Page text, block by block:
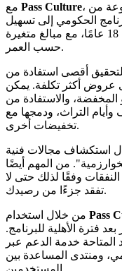
Pass Culture، يمكن للشباب الوصول إلى مجموعة متنوعة من
الحكومي إلى تسهيل
الوصول إلى الثقافة للشباب من 15 إلى 18 عامًا، مع مبالغ متغيرة
حسب العمر.
أكثر تكلفة. يمكن
والاستفادة من
التراث، ودمجها مع
تخفيضات أخرى.
استكشاف مجالات فنية
من المهم أيضًا
وفقًا لذلك حتى لا
تفقد جزءًا من رصيدك.
Pass
فترة الأهلية للبرنامج.
خدمة الدعم عبر
ومنتدى المساعدة بين